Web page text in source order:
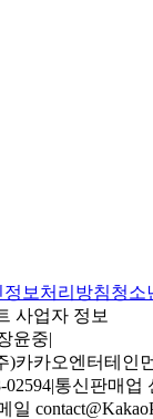
정보처리방침청소
사업자 정보
윤중|
)카카오엔터테인
02594|통신판매업
일